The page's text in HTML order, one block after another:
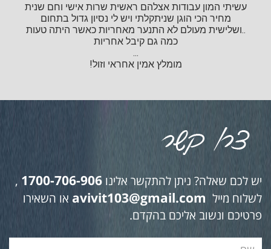
עשיתי המון עבודות אצלהם ראשית שרות אישי וחם שנית
מחיר הכי הוגן שניתקלתי ויש לי נסיון גדול בתחום
..ושלישית מעולם לא התנער מאחריות כאשר היתה טעות
כמה גם קיבל אחריות
...
מומלץ אמין אחראי וזול!
יש לכם שאלה? ניתן להתקשר אלינו 1700-706-906
,
לשלוח מייל avivit103@gmail.com או השאירו
פרטיכם ונשוב אליכם בהקדם.